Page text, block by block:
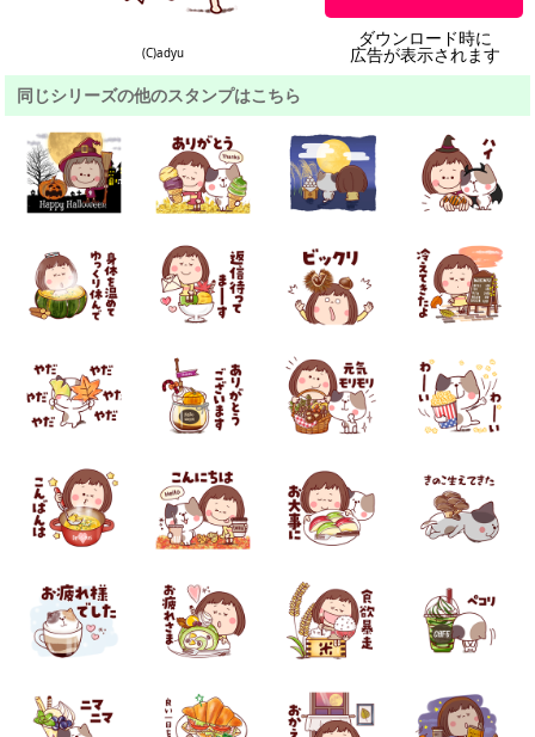
(C)adyu
ダウンロード時に
広告が表示されます
同じシリーズの他のスタンプはこちら